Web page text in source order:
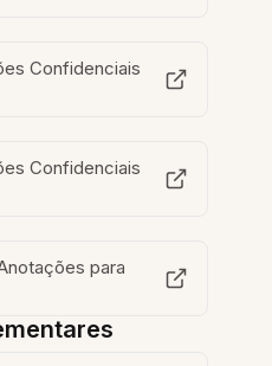
Confidenciais
Confidenciais
para